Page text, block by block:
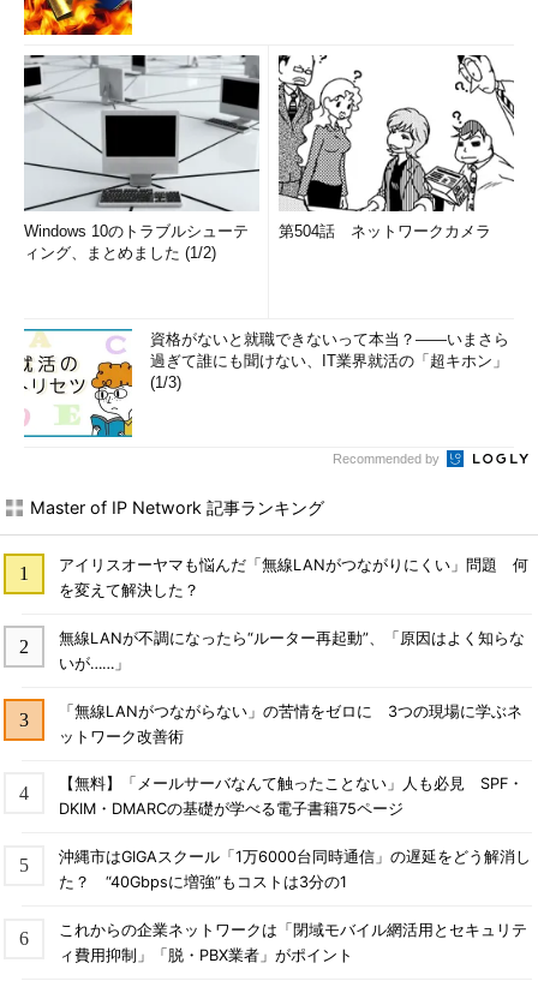
Windows 10のトラブルシューテ
ィング、まとめました (1/2)
第504話 ネットワークカメラ
資格がないと就職できないって本当？――いまさら
過ぎて誰にも聞けない、IT業界就活の「超キホン」
(1/3)
Recommended by
Master of IP Network 記事ランキング
アイリスオーヤマも悩んだ「無線LANがつながりにくい」問題 何
を変えて解決した？
無線LANが不調になったら“ルーター再起動”、「原因はよく知らな
いが……」
「無線LANがつながらない」の苦情をゼロに 3つの現場に学ぶネ
ットワーク改善術
【無料】「メールサーバなんて触ったことない」人も必見 SPF・
DKIM・DMARCの基礎が学べる電子書籍75ページ
沖縄市はGIGAスクール「1万6000台同時通信」の遅延をどう解消し
た？ “40Gbpsに増強”もコストは3分の1
これからの企業ネットワークは「閉域モバイル網活用とセキュリテ
ィ費用抑制」「脱・PBX業者」がポイント